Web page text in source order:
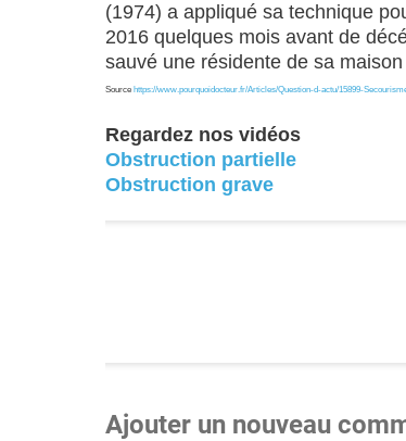
(1974) a appliqué sa technique
2016 quelques mois avant de
sauvé une résidente de sa
Source https://www.pourquoidocteur.fr/Articles/Question-d-actu/15899-
Regardez nos vidéos
Obstruction partielle
Obstruction grave
Ajouter un nouveau